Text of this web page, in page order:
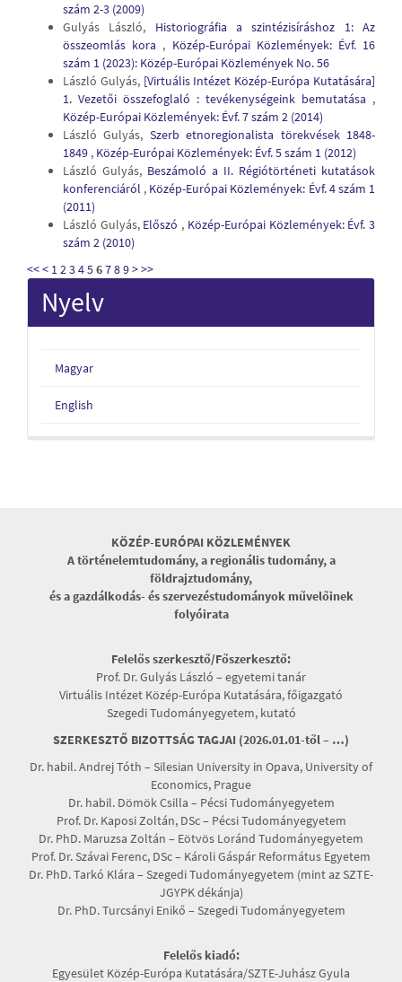
szám 2-3 (2009)
Gulyás László, Historiográfia a szintézisíráshoz 1: Az
összeomlás kora , Közép-Európai Közlemények: Évf. 16
szám 1 (2023): Közép-Európai Közlemények No. 56
László Gulyás, [Virtuális Intézet Közép-Európa Kutatására]
1. Vezetői összefoglaló : tevékenységeink bemutatása ,
Közép-Európai Közlemények: Évf. 7 szám 2 (2014)
László Gulyás, Szerb etnoregionalista törekvések 1848-
1849 , Közép-Európai Közlemények: Évf. 5 szám 1 (2012)
László Gulyás, Beszámoló a II. Régiótörténeti kutatások
konferenciáról , Közép-Európai Közlemények: Évf. 4 szám 1
(2011)
László Gulyás, Előszó , Közép-Európai Közlemények: Évf. 3
szám 2 (2010)
<<< 123456789>>>
Nyelv
Magyar
English
KÖZÉP-EURÓPAI KÖZLEMÉNYEK
A történelemtudomány, a regionális tudomány, a
földrajztudomány,
és a gazdálkodás- és szervezéstudományok művelőinek
folyóirata
Felelős szerkesztő/Főszerkesztő:
Prof. Dr. Gulyás László – egyetemi tanár
Virtuális Intézet Közép-Európa Kutatására, főigazgató
Szegedi Tudományegyetem, kutató
SZERKESZTŐ BIZOTTSÁG TAGJAI (2026.01.01-től – …)
Dr. habil. Andrej Tóth – Silesian University in Opava, University of
Economics, Prague
Dr. habil. Dömök Csilla – Pécsi Tudományegyetem
Prof. Dr. Kaposi Zoltán, DSc – Pécsi Tudományegyetem
Dr. PhD. Maruzsa Zoltán – Eötvös Loránd Tudományegyetem
Prof. Dr. Szávai Ferenc, DSc – Károli Gáspár Református Egyetem
Dr. PhD. Tarkó Klára – Szegedi Tudományegyetem (mint az SZTE-
JGYPK dékánja)
Dr. PhD. Turcsányi Enikő – Szegedi Tudományegyetem
Felelős kiadó:
Egyesület Közép-Európa Kutatására/SZTE-Juhász Gyula